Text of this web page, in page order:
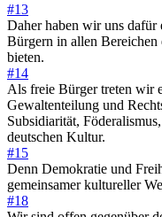
#13
Daher haben wir uns dafür
Bürgern in allen Bereichen
bieten.
#14
Als freie Bürger treten wir
Gewaltenteilung und
Subsidiarität, Föderalismus,
deutschen Kultur.
#15
Denn Demokratie und
gemeinsamer kultureller
#18